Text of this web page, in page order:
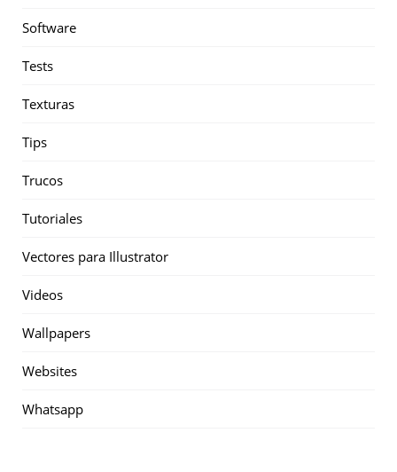
Software
Tests
Texturas
Tips
Trucos
Tutoriales
Vectores para Illustrator
Videos
Wallpapers
Websites
Whatsapp